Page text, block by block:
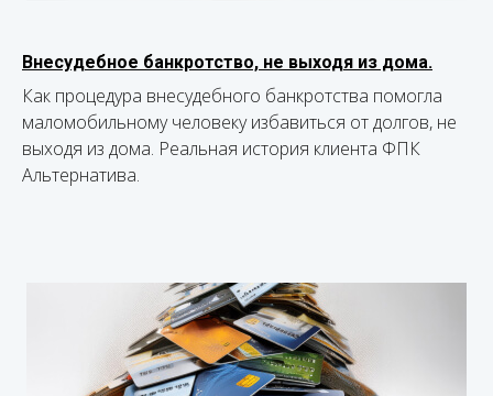
Внесудебное банкротство, не выходя из дома.
Как процедура внесудебного банкротства помогла
маломобильному человеку избавиться от долгов, не
выходя из дома. Реальная история клиента ФПК
Альтернатива.